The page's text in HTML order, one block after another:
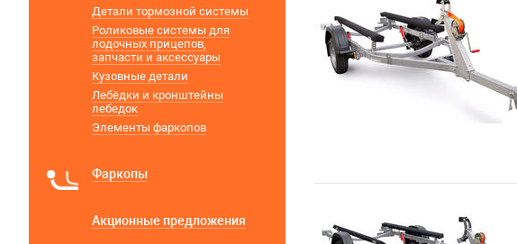
Детали тормозной системы
Роликовые системы для
лодочных прицепов,
запчасти и аксессуары
Кузовные детали
Лебёдки и кронштейны
лебедок
Элементы фаркопов
Фаркопы
Акционные предложения